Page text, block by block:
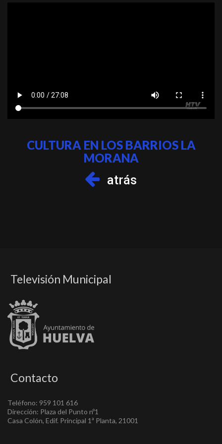
CULTURA EN LOS BARRIOS LA
MORANA
atrás
Televisión Municipal
Contacto
Teléfono: 959 101 616
Dirección: Plaza del Punto nº1
Casa Colón, Edif. Principal 1ª Planta, 21001